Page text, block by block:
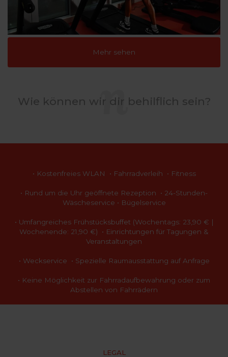
Mehr sehen
Wie können wir dir behilflich sein?
• Kostenfreies WLAN • Fahrradverleih • Fitness
• Rund um die Uhr geöffnete Rezeption • 24-Stunden-
Wäscheservice • Bügelservice
• Umfangreiches Frühstücksbuffet (Wochentags: 23,90 € |
Wochenende: 21,90 €) • Einrichtungen für Tagungen &
Veranstaltungen
• Weckservice • Spezielle Raumausstattung auf Anfrage
• Keine Möglichkeit zur Fahrradaufbewahrung oder zum
Abstellen von Fahrrädern
LEGAL